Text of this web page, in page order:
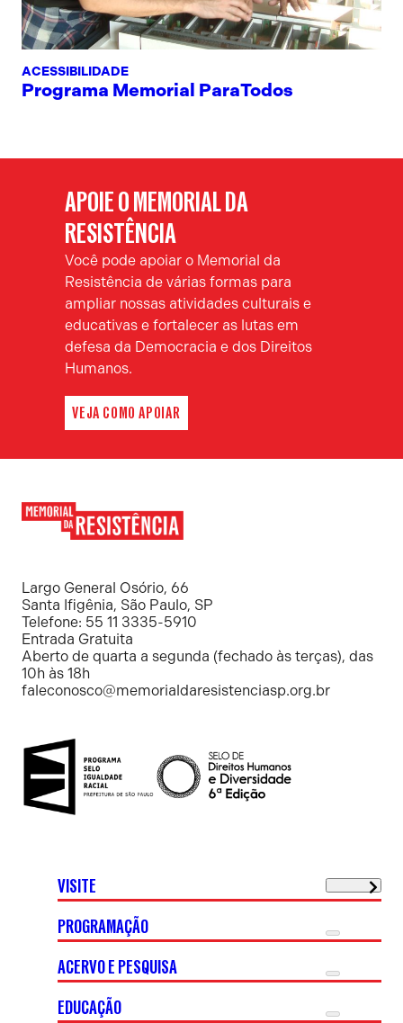
ACESSIBILIDADE
Programa Memorial ParaTodos
APOIE O MEMORIAL DA
RESISTÊNCIA
Você pode apoiar o Memorial da
Resistência de várias formas para
ampliar nossas atividades culturais e
educativas e fortalecer as lutas em
defesa da Democracia e dos Direitos
Humanos.
VEJA COMO APOIAR
Resistência
Largo General Osório, 66
Santa Ifigênia, São Paulo, SP
Telefone: 55 11 3335-5910
Entrada Gratuita
Aberto de quarta a segunda (fechado às terças), das
10h às 18h
faleconosco@memorialdaresistenciasp.org.br
VISITE
PROGRAMAÇÃO
ACERVO E PESQUISA
EDUCAÇÃO